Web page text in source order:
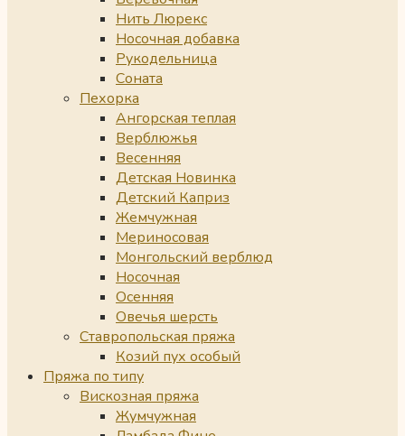
Нить Люрекс
Носочная добавка
Рукодельница
Соната
Пехорка
Ангорская теплая
Верблюжья
Весенняя
Детская Новинка
Детский Каприз
Жемчужная
Мериносовая
Монгольский верблюд
Носочная
Осенняя
Овечья шерсть
Ставропольская пряжа
Козий пух особый
Пряжа по типу
Вискозная пряжа
Жумчужная